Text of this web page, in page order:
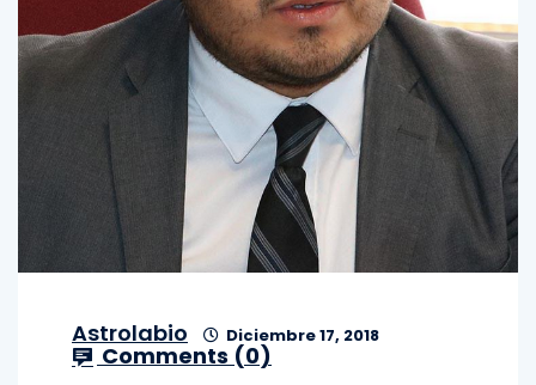
Astrolabio Diciembre 17, 2018
Comments (0)